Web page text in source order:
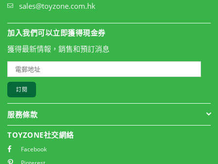
sales@toyzone.com.hk
加入我們可以立即獲得現金券
獲得最新情報，銷售和預訂消息
訂閱
服務條款
TOYZONE社交網絡
Facebook